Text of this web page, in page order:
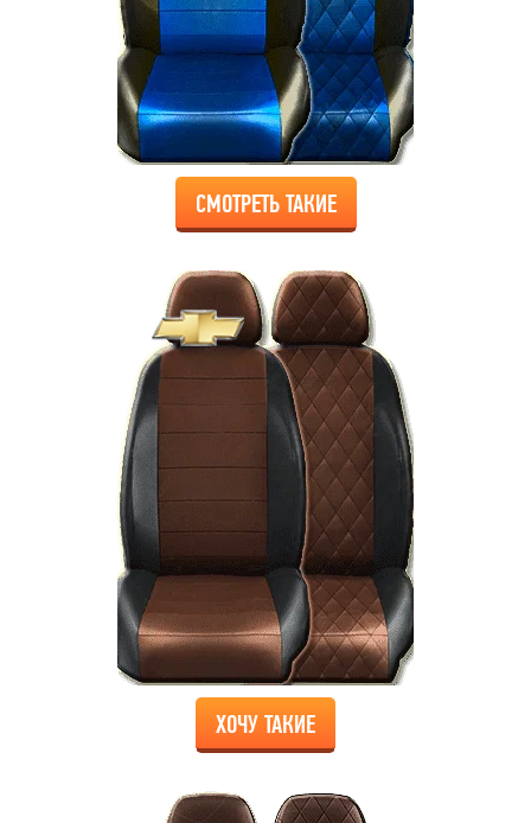
СМОТРЕТЬ ТАКИЕ
ХОЧУ ТАКИЕ